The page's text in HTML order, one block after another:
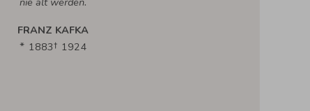
FRANZ KAFKA
1883
1924